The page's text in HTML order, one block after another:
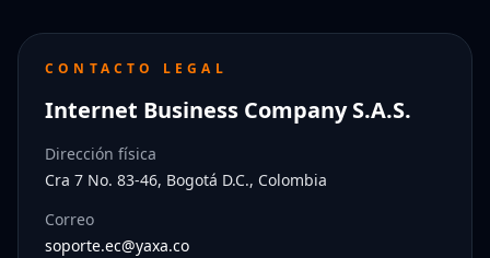
CONTACTO LEGAL
Internet Business Company S.A.S.
Dirección física
Cra 7 No. 83-46, Bogotá D.C., Colombia
Correo
soporte.ec@yaxa.co